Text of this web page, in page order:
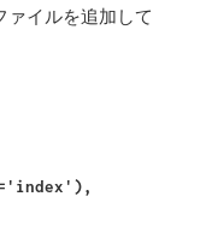
ァイルを追加して